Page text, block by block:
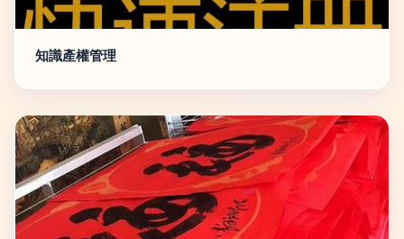
知識產權管理